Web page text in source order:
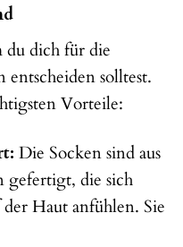
du dich für die
solltest.
Vorteile:
Die Socken sind aus
gefertigt, die sich
Haut anfühlen. Sie